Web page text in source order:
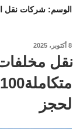
الوسم: شركات نقل
نُشر
8 أكتوبر، 2025
نقل مخلفات
لحجز